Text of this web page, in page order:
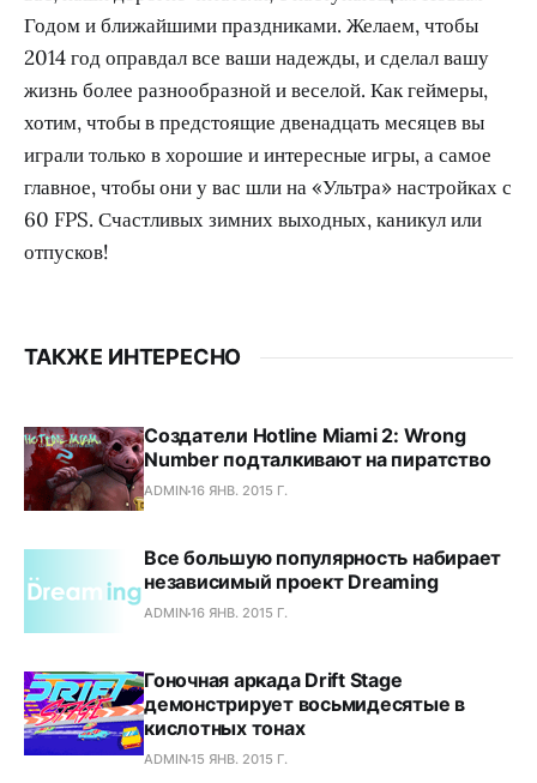
Годом и ближайшими праздниками. Желаем, чтобы
2014 год оправдал все ваши надежды, и сделал вашу
жизнь более разнообразной и веселой. Как геймеры,
хотим, чтобы в предстоящие двенадцать месяцев вы
играли только в хорошие и интересные игры, а самое
главное, чтобы они у вас шли на «Ультра» настройках с
60 FPS. Счастливых зимних выходных, каникул или
отпусков!
ТАКЖЕ ИНТЕРЕСНО
Создатели Hotline Miami 2: Wrong
Number подталкивают на пиратство
ADMIN16 ЯНВ. 2015 Г.
Все большую популярность набирает
независимый проект Dreaming
ADMIN16 ЯНВ. 2015 Г.
Гоночная аркада Drift Stage
демонстрирует восьмидесятые в
кислотных тонах
ADMIN15 ЯНВ. 2015 Г.